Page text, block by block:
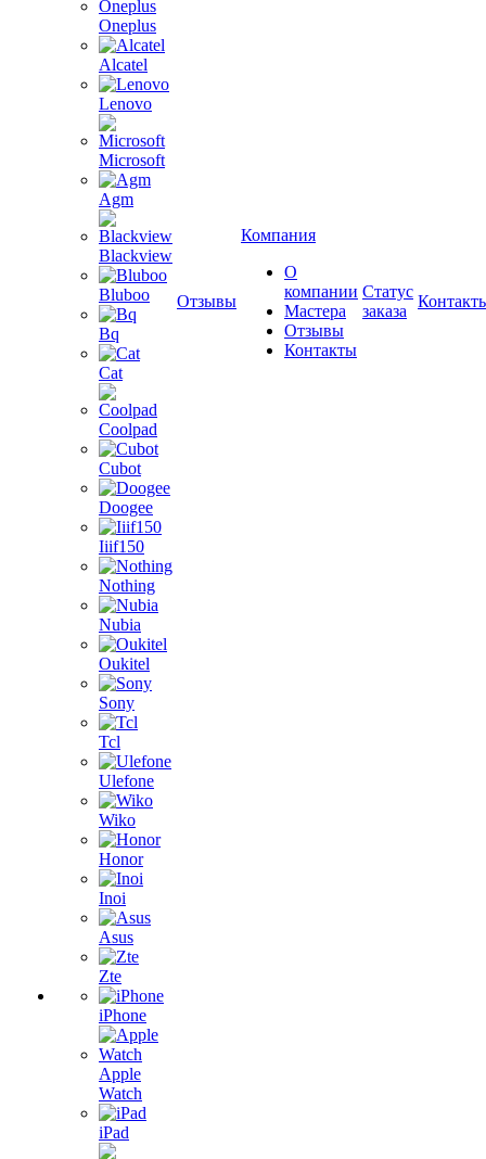
Oneplus
Alcatel
Lenovo
Microsoft
Agm
Blackview
Bluboo
Bq
Cat
Coolpad
Cubot
Doogee
Iiif150
Nothing
Nubia
Oukitel
Sony
Tcl
Ulefone
Wiko
Honor
Inoi
Asus
Zte
iPhone
Apple
Watch
iPad
Отзывы
Компания
О
компании
Мастера
Отзывы
Контакты
Статус
заказа